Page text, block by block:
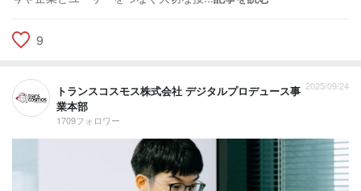
9
トランスコスモス株式会社 デジタルプロデュース事
業本部
1709フォロワー
2025/09/24